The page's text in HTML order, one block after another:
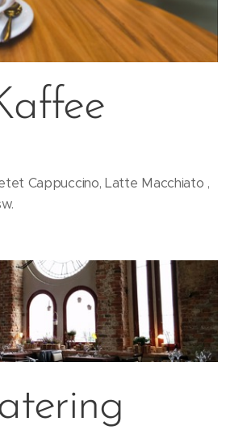
Cappuccino, Latte Macchiato ,